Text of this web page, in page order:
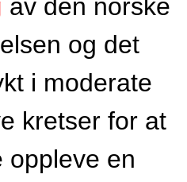
av den norske
og det
i moderate
kretser for at
oppleve en